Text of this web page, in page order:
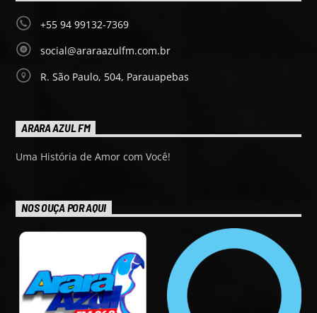
+55 94 99132-7369
social@araraazulfm.com.br
R. São Paulo, 504, Parauapebas
ARARA AZUL FM
Uma História de Amor com Você!
NOS OUÇA POR AQUI